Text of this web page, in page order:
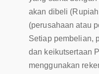
akan dibeli
(perusahaan atau
Setiap pembelian,
dan keikutsertaan
menggunakan